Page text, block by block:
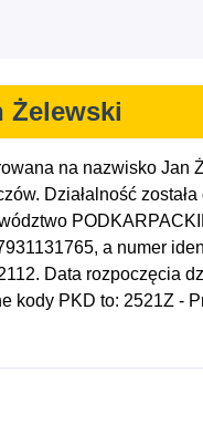
Żelewski
na nazwisko Jan
Działalność
a numer
Data rozpoczęcia
kody PKD to: 2521Z -
związane z
4332Z -